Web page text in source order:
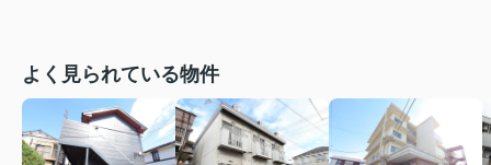
よく見られている物件